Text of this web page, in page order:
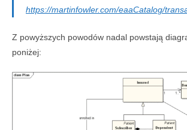
https://martinfowler.com/eaaCatalog/
Z powyższych powodów nadal powstają
poniżej: